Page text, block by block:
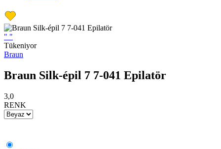
" "
Tükeniyor
Braun
Braun Silk-épil 7 7-041 Epilatör
3,0
RENK